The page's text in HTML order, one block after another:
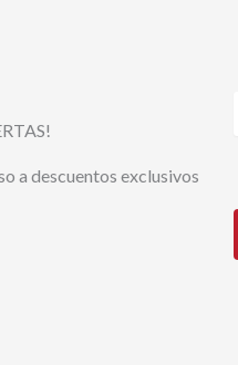
a descuentos exclusivos